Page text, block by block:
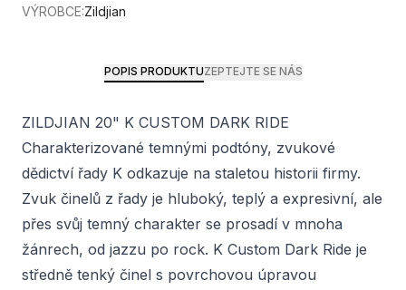
VÝROBCE:Zildjian
POPIS PRODUKTUZEPTEJTE SE NÁS
ZILDJIAN 20" K CUSTOM DARK RIDE
Charakterizované temnými podtóny, zvukové
dědictví řady K odkazuje na staletou historii firmy.
Zvuk činelů z řady je hluboký, teplý a expresivní, ale
přes svůj temný charakter se prosadí v mnoha
žánrech, od jazzu po rock. K Custom Dark Ride je
středně tenký činel s povrchovou úpravou